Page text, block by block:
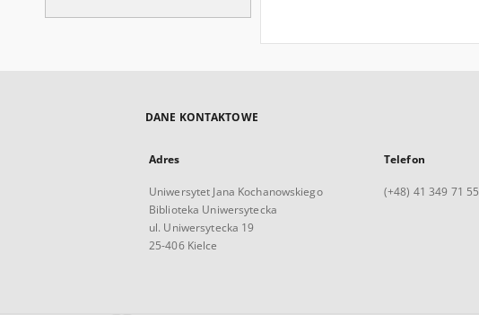
DANE KONTAKTOWE
Adres
Uniwersytet Jana Kochanowskiego
Biblioteka Uniwersytecka
ul. Uniwersytecka 19
25-406 Kielce
Telefon
(+48) 41 349 71 55